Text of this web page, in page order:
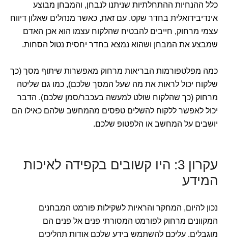
כלל ההנחיות ההתחלתיות שניתנו לנבחן, והמבחן מבוצע
אינדיבידואלית בחדר שקט. עם זאת, כאשר מנהלים שאלון דיווח
עצמי מרחוק, חייבים להבטיח שהלקוח עצמו הוא אכן האדם
שמבצע את המבחן ושהוא נמצא בחדר יחסית נטול הסחות.
כמה מפלטפורמות הבריאות מרחוק מאפשרות שיתוף מסך (כך
שלקוח יכול לראות את מה שעל המסך שלכם), כמו גם שליטה
מרחוק (כך שהלקוח שולט למעשה בעכבר/סמן שלכם). הדבר
יכול לאפשר ללקוח להשלים טפסים מהמחשב שלהם כאילו הם
יושבים על המחשב או הלפטופ שלכם.
עקרון 3: היו קשובים בקפידה לאיכות
המידע
נכון להיום, המחקר והראיות לשקילות פורמט המבחנים
המקוונים מרחוק לפורמט המסורתי פנים אל פנים הם
מוגבלים. עליכם להשתמש בידע שלכם אודות תהליכים